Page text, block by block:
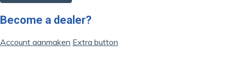
Become a dealer?
Account aanmaken Extra button